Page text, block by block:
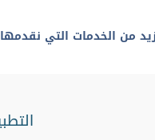
من الخدمات التي نقدمها